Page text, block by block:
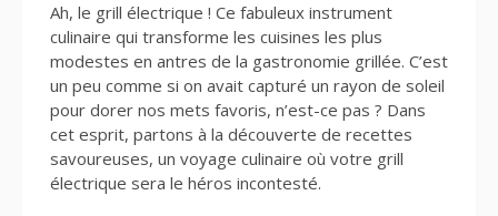
Ah, le grill électrique ! Ce fabuleux instrument
culinaire qui transforme les cuisines les plus
modestes en antres de la gastronomie grillée. C’est
un peu comme si on avait capturé un rayon de soleil
pour dorer nos mets favoris, n’est-ce pas ? Dans
cet esprit, partons à la découverte de recettes
savoureuses, un voyage culinaire où votre grill
électrique sera le héros incontesté.